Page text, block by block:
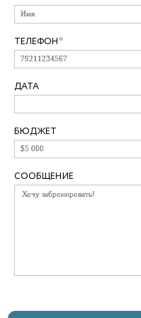
ТЕЛЕФОН*
ДАТА
БЮДЖЕТ
СООБЩЕНИЕ
Рабочие часы